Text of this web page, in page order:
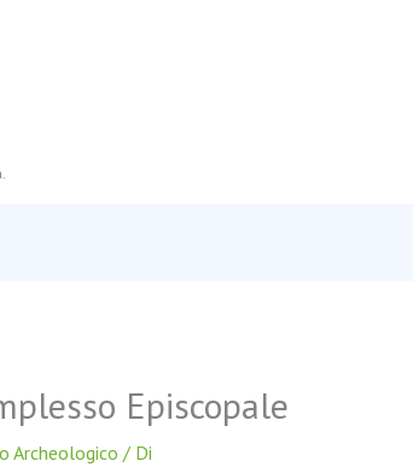
Episcopale
Archeologico / Di